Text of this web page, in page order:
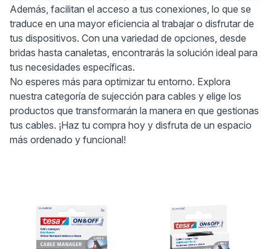
Además, facilitan el acceso a tus conexiones, lo que se
traduce en una mayor eficiencia al trabajar o disfrutar de
tus dispositivos. Con una variedad de opciones, desde
bridas hasta canaletas, encontrarás la solución ideal para
tus necesidades específicas.
No esperes más para optimizar tu entorno. Explora
nuestra categoría de sujección para cables y elige los
productos que transformarán la manera en que gestionas
tus cables. ¡Haz tu compra hoy y disfruta de un espacio
más ordenado y funcional!